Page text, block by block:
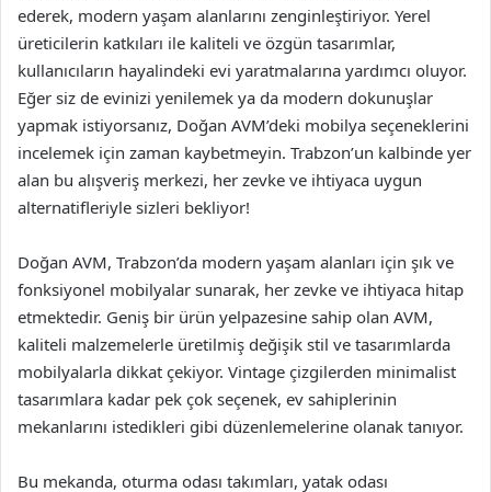
ederek, modern yaşam alanlarını zenginleştiriyor. Yerel
üreticilerin katkıları ile kaliteli ve özgün tasarımlar,
kullanıcıların hayalindeki evi yaratmalarına yardımcı oluyor.
Eğer siz de evinizi yenilemek ya da modern dokunuşlar
yapmak istiyorsanız, Doğan AVM’deki mobilya seçeneklerini
incelemek için zaman kaybetmeyin. Trabzon’un kalbinde yer
alan bu alışveriş merkezi, her zevke ve ihtiyaca uygun
alternatifleriyle sizleri bekliyor!
Doğan AVM, Trabzon’da modern yaşam alanları için şık ve
fonksiyonel mobilyalar sunarak, her zevke ve ihtiyaca hitap
etmektedir. Geniş bir ürün yelpazesine sahip olan AVM,
kaliteli malzemelerle üretilmiş değişik stil ve tasarımlarda
mobilyalarla dikkat çekiyor. Vintage çizgilerden minimalist
tasarımlara kadar pek çok seçenek, ev sahiplerinin
mekanlarını istedikleri gibi düzenlemelerine olanak tanıyor.
Bu mekanda, oturma odası takımları, yatak odası